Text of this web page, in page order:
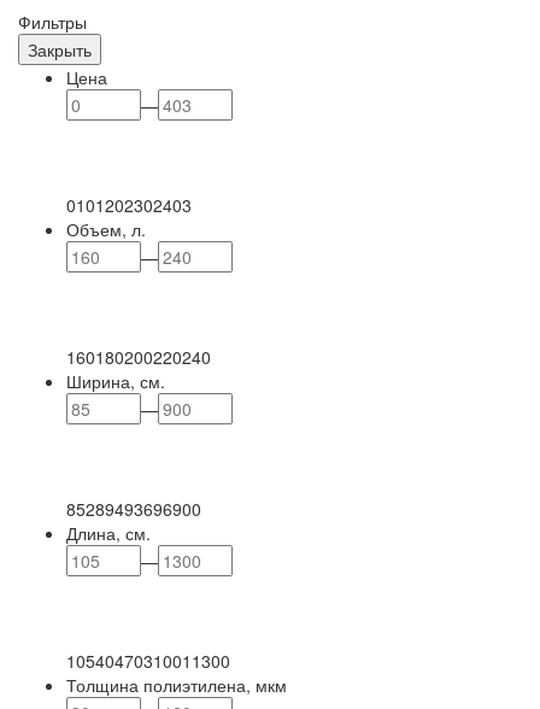
Фильтры
Закрыть
Цена
—
0101202302403
Объем, л.
—
160180200220240
Ширина, см.
—
85289493696900
Длина, см.
—
1054047031001 1300
Толщина полиэтилена, мкм